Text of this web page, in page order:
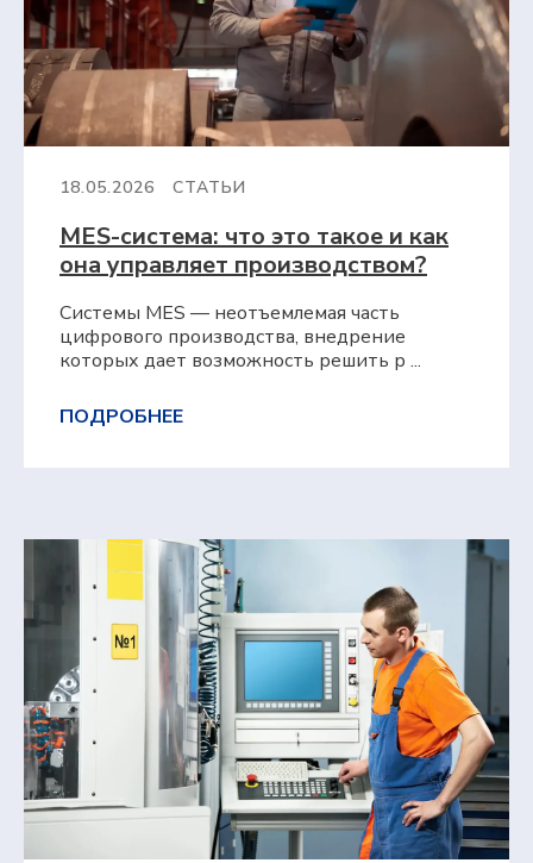
18.05.2026 СТАТЬИ
MES-система: что это такое и как
она управляет производством?
Системы MES — неотъемлемая часть
цифрового производства, внедрение
которых дает возможность решить р ...
ПОДРОБНЕЕ